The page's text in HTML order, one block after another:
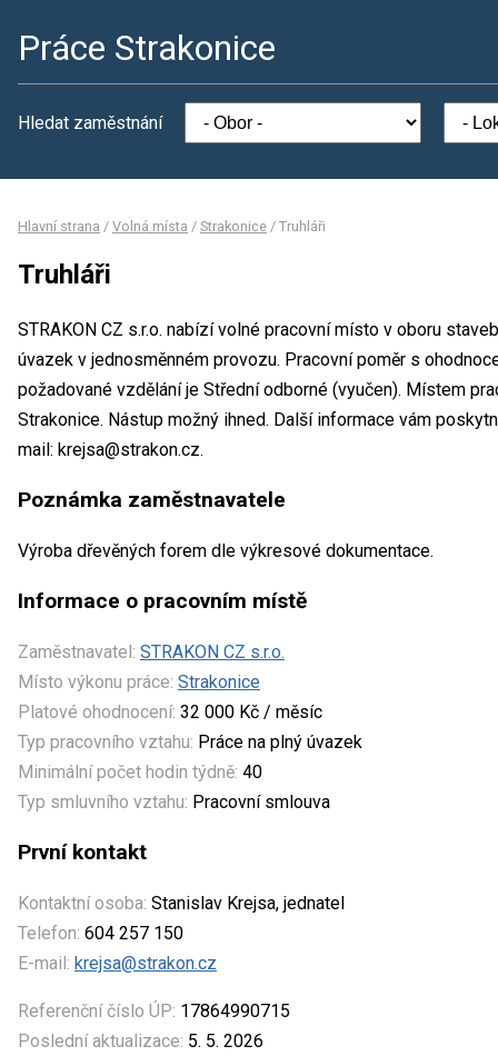
Práce Strakonice
Hledat zaměstnání
Hlavní strana / Volná místa / Strakonice / Truhláři
Truhláři
STRAKON CZ s.r.o. nabízí volné pracovní místo v oboru
úvazek v jednosměnném provozu. Pracovní poměr s
požadované vzdělání je Střední odborné (vyučen). Místem
Strakonice. Nástup možný ihned. Další informace vám
mail: krejsa@strakon.cz.
Poznámka zaměstnavatele
Výroba dřevěných forem dle výkresové dokumentace.
Informace o pracovním místě
Zaměstnavatel: STRAKON CZ s.r.o.
Místo výkonu práce: Strakonice
Platové ohodnocení: 32 000 Kč / měsíc
Typ pracovního vztahu: Práce na plný úvazek
Minimální počet hodin týdně: 40
Typ smluvního vztahu: Pracovní smlouva
První kontakt
Kontaktní osoba: Stanislav Krejsa, jednatel
Telefon: 604 257 150
E-mail: krejsa@strakon.cz
Referenční číslo ÚP: 17864990715
Poslední aktualizace: 5. 5. 2026